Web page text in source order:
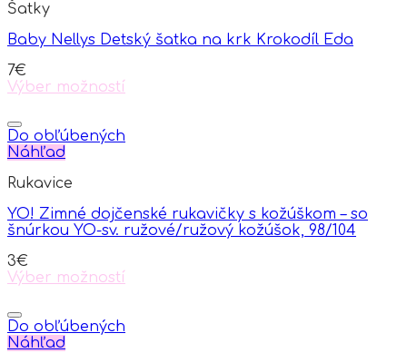
Šatky
Baby Nellys Detský šatka na krk Krokodíl Eda
7€
Výber možností
product
has
multiple
The
may
be
on
the
page
Do obľúbených
Náhľad
Rukavice
YO! Zimné dojčenské rukavičky s kožúškom – so
šnúrkou YO-sv. ružové/ružový kožúšok, 98/104
3€
Výber možností
product
has
multiple
Do obľúbených
Náhľad